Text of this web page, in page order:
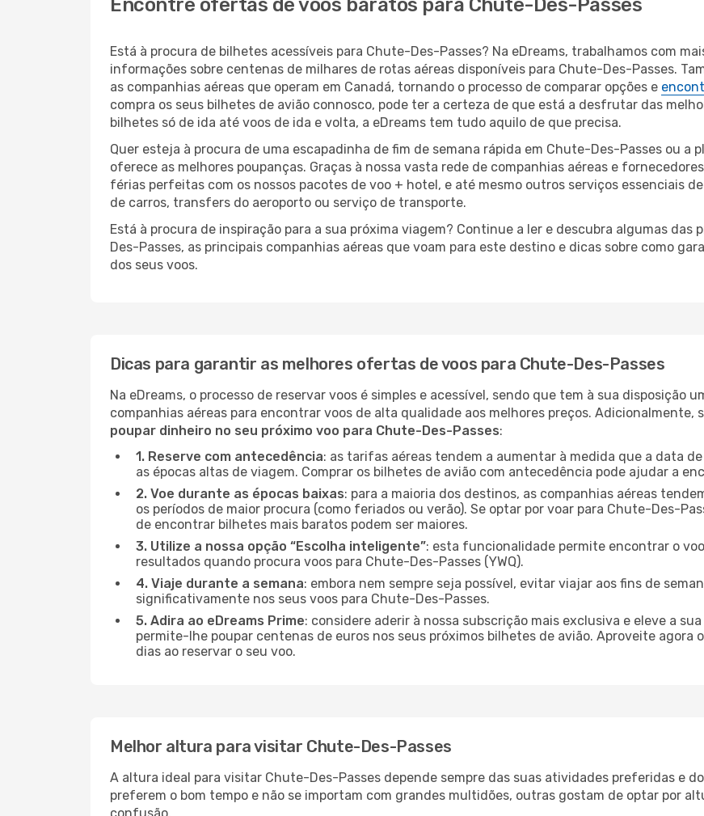
Encontre ofertas de voos baratos para Chute-Des-Passes
Está à procura de bilhetes acessíveis para Chute-Des-Passes? Na eDreams, trabalhamos com
informações sobre centenas de milhares de rotas aéreas disponíveis para Chute-Des-Passes.
as companhias aéreas que operam em Canadá, tornando o processo de comparar opções e
compra os seus bilhetes de avião connosco, pode ter a certeza de que está a desfrutar das
bilhetes só de ida até voos de ida e volta, a eDreams tem tudo aquilo de que precisa.
Quer esteja à procura de uma escapadinha de fim de semana rápida em Chute-Des-Passes ou a
oferece as melhores poupanças. Graças à nossa vasta rede de companhias aéreas e
férias perfeitas com os nossos pacotes de voo + hotel, e até mesmo outros serviços essenciais
de carros, transfers do aeroporto ou serviço de transporte.
Está à procura de inspiração para a sua próxima viagem? Continue a ler e descubra algumas
Des-Passes, as principais companhias aéreas que voam para este destino e dicas sobre como
dos seus voos.
Dicas para garantir as melhores ofertas de voos para Chute-Des-Passes
Na eDreams, o processo de reservar voos é simples e acessível, sendo que tem à sua disposição
companhias aéreas para encontrar voos de alta qualidade aos melhores preços. Adicionalmente,
poupar dinheiro no seu próximo voo para Chute-Des-Passes:
1. Reserve com antecedência: as tarifas aéreas tendem a aumentar à medida que a data
as épocas altas de viagem. Comprar os bilhetes de avião com antecedência pode ajudar a
2. Voe durante as épocas baixas: para a maioria dos destinos, as companhias aéreas
os períodos de maior procura (como feriados ou verão). Se optar por voar para Chute-Des-
de encontrar bilhetes mais baratos podem ser maiores.
3. Utilize a nossa opção “Escolha inteligente”: esta funcionalidade permite encontrar o
resultados quando procura voos para Chute-Des-Passes (YWQ).
4. Viaje durante a semana: embora nem sempre seja possível, evitar viajar aos fins de
significativamente nos seus voos para Chute-Des-Passes.
5. Adira ao eDreams Prime: considere aderir à nossa subscrição mais exclusiva e eleve a
permite-lhe poupar centenas de euros nos seus próximos bilhetes de avião. Aproveite agora
dias ao reservar o seu voo.
Melhor altura para visitar Chute-Des-Passes
A altura ideal para visitar Chute-Des-Passes depende sempre das suas atividades preferidas e
preferem o bom tempo e não se importam com grandes multidões, outras gostam de optar por